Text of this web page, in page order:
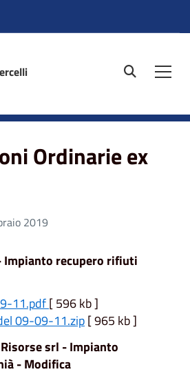
site.searc
Ordinarie ex
2019
Impianto recupero rifiuti
11.pdf[ 596 kb ]
09-09-11.zip[ 965 kb ]
srl - Impianto
- Modifica